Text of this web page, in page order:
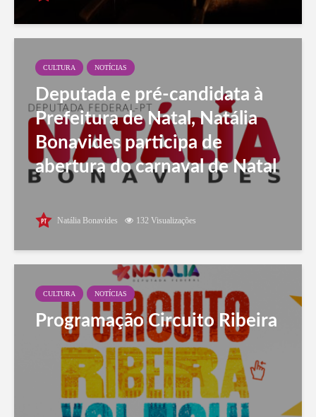
CULTURA NOTÍCIAS
Deputada e pré-candidata à
Prefeitura de Natal, Natália
Bonavides participa de
abertura do carnaval de Natal
Natália Bonavides 132 Visualizações
CULTURA NOTÍCIAS
Programação Circuito Ribeira